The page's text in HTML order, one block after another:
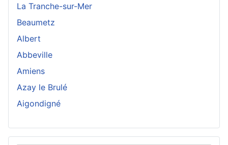
La Tranche-sur-Mer
Beaumetz
Albert
Abbeville
Amiens
Azay le Brulé
Aigondigné